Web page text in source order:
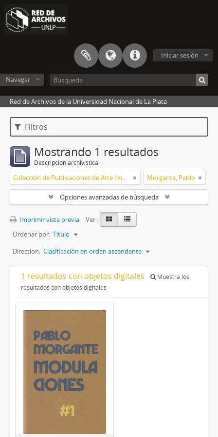
Iniciar sesión
Navegar
Red de Archivos de la Universidad Nacional de La Plata
Filtros
Mostrando 1 resultados
Descripción archivística
Colección de Publicaciones de Arte Impreso Morgante, Pablo
Opciones avanzadas de búsqueda
Imprimir vista previa
Ver :
Ordenar por: Título
Direction: Clasificación en orden ascendente
1 resultados con objetos digitales
Muestra los
resultados con objetos digitales